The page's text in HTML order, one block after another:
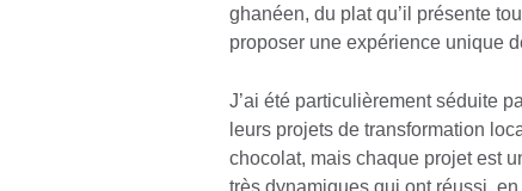
ghanéen, du plat qu’il présente
proposer une expérience unique
J’ai été particulièrement séduite
leurs projets de transformation
chocolat, mais chaque projet est
très dynamiques qui ont réussi,